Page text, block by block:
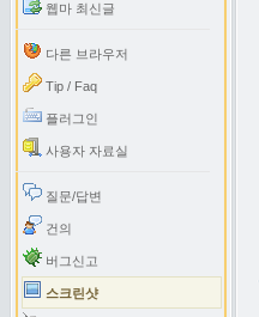
웹마 최신글
다른 브라우저
Tip / Faq
플러그인
사용자 자료실
질문/답변
건의
버그신고
스크린샷